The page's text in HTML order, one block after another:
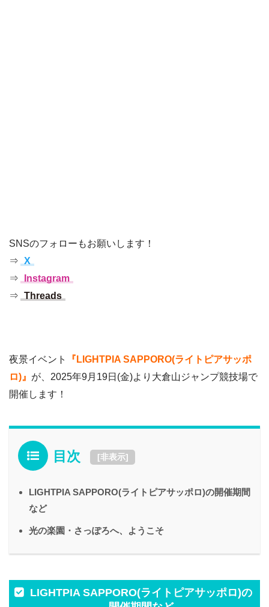
SNSのフォローもお願いします！
⇒ X
⇒
Instagram
⇒ Threads
夜景イベント
『LIGHTPIA SAPPORO(ライトピアサッポ
ロ)』 が、2025年9月19日(金)より大倉山ジャンプ競技場で
開催します！
目次 [非表示]
LIGHTPIA SAPPORO(ライトピアサッポロ)の開催期間
など
光の楽園・さっぽろへ、ようこそ
LIGHTPIA SAPPORO(ライトピアサッポロ)の